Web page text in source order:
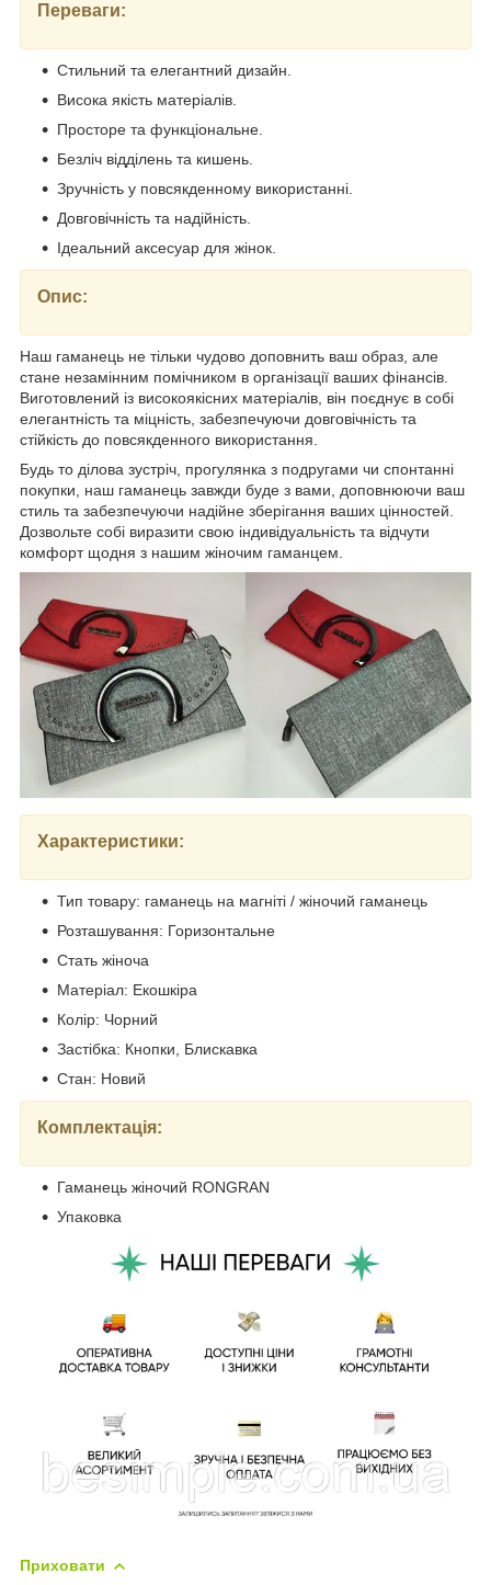
Переваги:
Стильний та елегантний дизайн.
Висока якість матеріалів.
Просторе та функціональне.
Безліч відділень та кишень.
Зручність у повсякденному використанні.
Довговічність та надійність.
Ідеальний аксесуар для жінок.
Опис:
Наш гаманець не тільки чудово доповнить ваш образ, але
стане незамінним помічником в організації ваших фінансів.
Виготовлений із високоякісних матеріалів, він поєднує в собі
елегантність та міцність, забезпечуючи довговічність та
стійкість до повсякденного використання.
Будь то ділова зустріч, прогулянка з подругами чи спонтанні
покупки, наш гаманець завжди буде з вами, доповнюючи ваш
стиль та забезпечуючи надійне зберігання ваших цінностей.
Дозвольте собі виразити свою індивідуальність та відчути
комфорт щодня з нашим жіночим гаманцем.
Характеристики:
Тип товару: гаманець на магніті / жіночий гаманець
Розташування: Горизонтальне
Стать жіноча
Матеріал: Екошкіра
Колір: Чорний
Застібка: Кнопки, Блискавка
Стан: Новий
Комплектація:
Гаманець жіночий RONGRAN
Упаковка
Приховати